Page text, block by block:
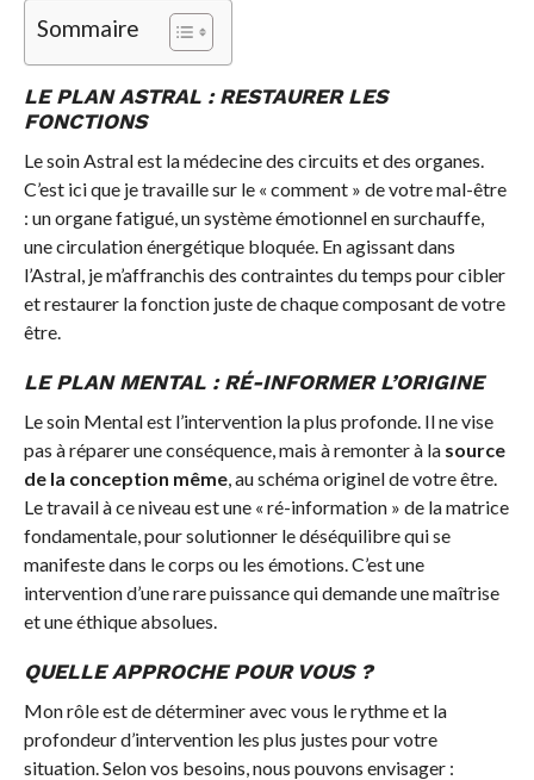
Sommaire
LE PLAN ASTRAL : RESTAURER LES
FONCTIONS
Le soin Astral est la médecine des circuits et des organes.
C’est ici que je travaille sur le « comment » de votre mal-être
: un organe fatigué, un système émotionnel en surchauffe,
une circulation énergétique bloquée. En agissant dans
l’Astral, je m’affranchis des contraintes du temps pour cibler
et restaurer la fonction juste de chaque composant de votre
être.
LE PLAN MENTAL : RÉ-INFORMER L’ORIGINE
Le soin Mental est l’intervention la plus profonde. Il ne vise
pas à réparer une conséquence, mais à remonter à la source
de la conception même, au schéma originel de votre être.
Le travail à ce niveau est une « ré-information » de la matrice
fondamentale, pour solutionner le déséquilibre qui se
manifeste dans le corps ou les émotions. C’est une
intervention d’une rare puissance qui demande une maîtrise
et une éthique absolues.
QUELLE APPROCHE POUR VOUS ?
Mon rôle est de déterminer avec vous le rythme et la
profondeur d’intervention les plus justes pour votre
situation. Selon vos besoins, nous pouvons envisager :